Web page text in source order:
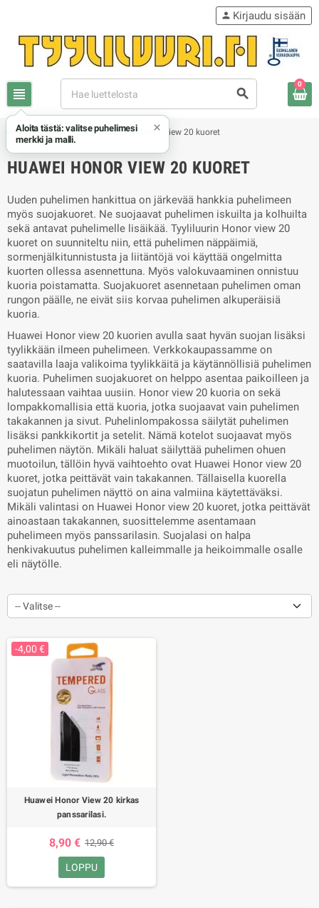
view_headline search
person Kirjaudu sisään
0
chevron_rightHonor / Huaweichevron_right Huawei Honor View 20 kuoret
HUAWEI HONOR VIEW 20 KUORET
Uuden puhelimen hankittua on järkevää hankkia puhelimeen
myös suojakuoret. Ne suojaavat puhelimen iskuilta ja kolhuilta
sekä antavat puhelimelle lisäikää. Tyyliluurin Honor view 20
kuoret on suunniteltu niin, että puhelimen näppäimiä,
sormenjälkitunnistusta ja liitäntöjä voi käyttää ongelmitta
kuorten ollessa asennettuna. Myös valokuvaaminen onnistuu
kuoria poistamatta. Suojakuoret asennetaan puhelimen oman
rungon päälle, ne eivät siis korvaa puhelimen alkuperäisiä
kuoria.
Huawei Honor view 20 kuorien avulla saat hyvän suojan lisäksi
tyylikkään ilmeen puhelimeen. Verkkokaupassamme on
saatavilla laaja valikoima tyylikkäitä ja käytännöllisiä puhelimen
kuoria. Puhelimen suojakuoret on helppo asentaa paikoilleen ja
halutessaan vaihtaa uusiin. Honor view 20 kuoria on sekä
lompakkomallisia että kuoria, jotka suojaavat vain puhelimen
takakannen ja sivut. Puhelinlompakossa säilytät puhelimen
lisäksi pankkikortit ja setelit. Nämä kotelot suojaavat myös
puhelimen näytön. Mikäli haluat säilyttää puhelimen ohuen
muotoilun, tällöin hyvä vaihtoehto ovat Huawei Honor view 20
kuoret, jotka peittävät vain takakannen. Tällaisella kuorella
suojatun puhelimen näyttö on aina valmiina käytettäväksi.
Mikäli valintasi on Huawei Honor view 20 kuoret, jotka peittävät
ainoastaan takakannen, suosittelemme asentamaan
puhelimeen myös panssarilasin. Suojalasi on halpa
henkivakuutus puhelimen kalleimmalle ja heikoimmalle osalle
eli näytölle.
-- Valitse --
-4,00 €
Huawei Honor View 20 kirkas
panssarilasi.
8,90 € 12,90 €
LOPPU
Aloita tästä: valitse puhelimesi
merkki ja malli.
×